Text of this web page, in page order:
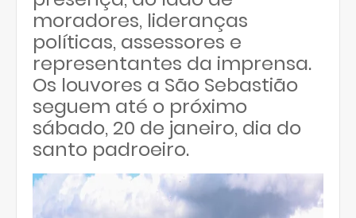
moradores, lideranças
políticas, assessores e
representantes da imprensa.
Os louvores a São Sebastião
seguem até o próximo
sábado, 20 de janeiro, dia do
santo padroeiro.